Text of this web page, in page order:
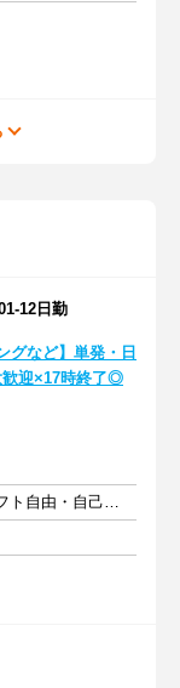
12日勤
グなど】単発・日
迎×17時終了◎
週1日以上 1日6時間以上 シフト自由・自己申告